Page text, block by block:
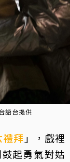
語台提供
禮拜 」，戲裡
起勇氣對姑